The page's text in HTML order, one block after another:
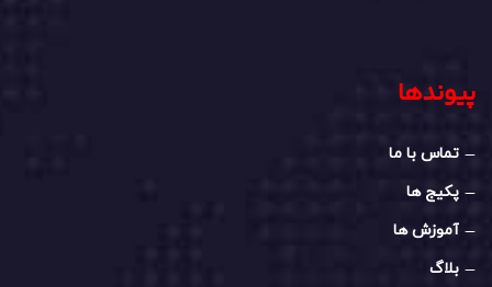
پیوندها
تماس با ما
پکیج ها
آموزش ها
بلاگ